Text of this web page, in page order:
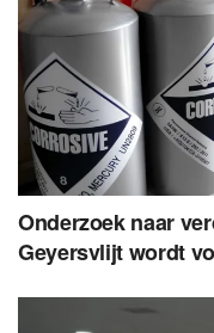
Onderzoek naar
Geyersvlijt wordt